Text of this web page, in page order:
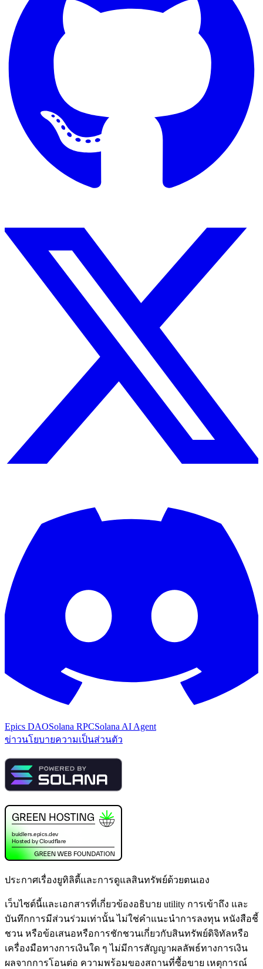
Epics DAOSolana RPCSolana AI Agent
ข่าวนโยบายความเป็นส่วนตัว
ประกาศเรื่องยูทิลิตี้และการดูแลสินทรัพย์ด้วยตนเอง
เว็บไซต์นี้และเอกสารที่เกี่ยวข้องอธิบาย utility การเข้าถึง และ
บันทึกการมีส่วนร่วมเท่านั้น ไม่ใช่คำแนะนำการลงทุน หนังสือชี้
ชวน หรือข้อเสนอหรือการชักชวนเกี่ยวกับสินทรัพย์ดิจิทัลหรือ
เครื่องมือทางการเงินใด ๆ ไม่มีการสัญญาผลลัพธ์ทางการเงิน
ผลจากการโอนต่อ ความพร้อมของสถานที่ซื้อขาย เหตุการณ์